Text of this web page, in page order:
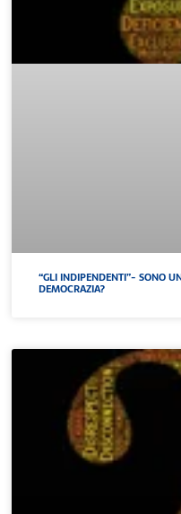
“GLI INDIPENDENTI”- SONO
DEMOCRAZIA?